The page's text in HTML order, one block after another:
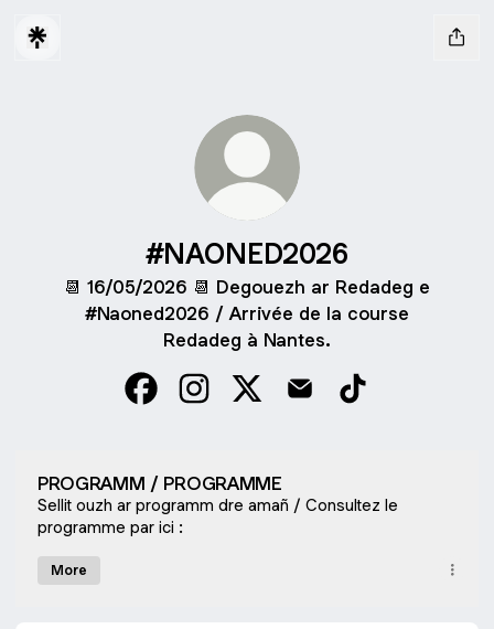
#NAONED2026
📆 16/05/2026 📆 Degouezh ar Redadeg e
#Naoned2026 / Arrivée de la course
Redadeg à Nantes.
PROGRAMM / PROGRAMME
Sellit ouzh ar programm dre amañ / Consultez le
programme par ici :
More